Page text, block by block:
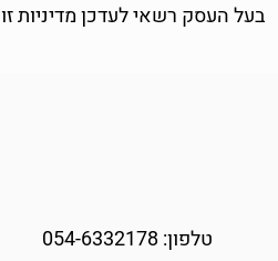
בעל העסק רשאי לעדכן מדיניות
טלפון: 054-6332178